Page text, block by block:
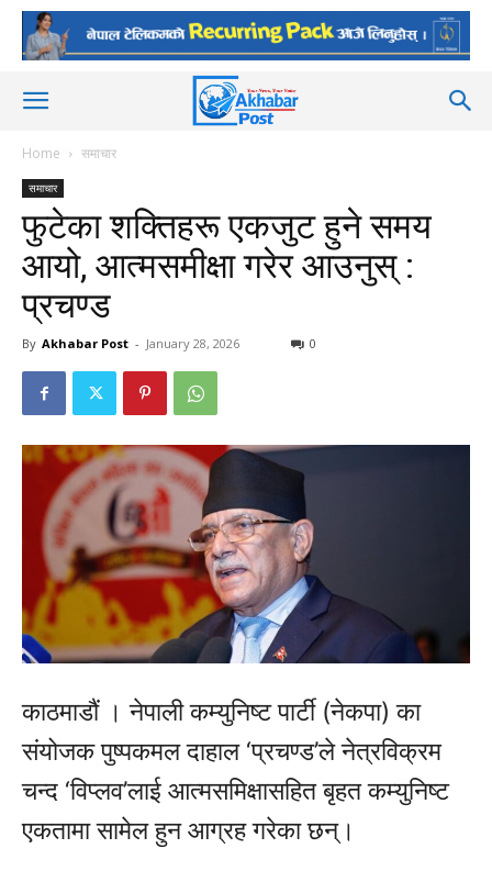
Home समाचार
समाचार
फुटेका शक्तिहरू एकजुट हुने समय
आयो, आत्मसमीक्षा गरेर आउनुस् :
प्रचण्ड
By Akhabar Post - January 28, 2026 0
काठमाडौं । नेपाली कम्युनिष्ट पार्टी (नेकपा) का
संयोजक पुष्पकमल दाहाल ‘प्रचण्ड’ले नेत्रविक्रम
चन्द ‘विप्लव’लाई आत्मसमिक्षासहित बृहत कम्युनिष्ट
एकतामा सामेल हुन आग्रह गरेका छन्।